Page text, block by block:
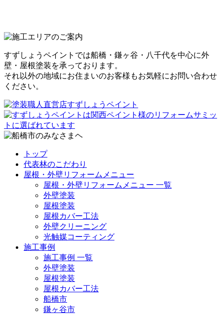
すずしょうペイントでは船橋・鎌ヶ谷・八千代を中心に外
壁・屋根塗装を承っております。
それ以外の地域にお住まいのお客様もお気軽にお問い合わせ
ください。
トップ
代表林のこだわり
屋根・外壁リフォームメニュー
屋根・外壁リフォームメニュー 一覧
外壁塗装
屋根塗装
屋根カバー工法
外壁クリーニング
光触媒コーティング
施工事例
施工事例 一覧
外壁塗装
屋根塗装
屋根カバー工法
船橋市
鎌ヶ谷市